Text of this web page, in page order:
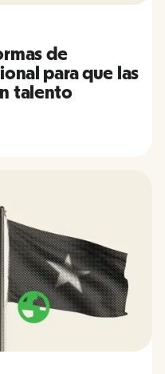
de
para que las
talento